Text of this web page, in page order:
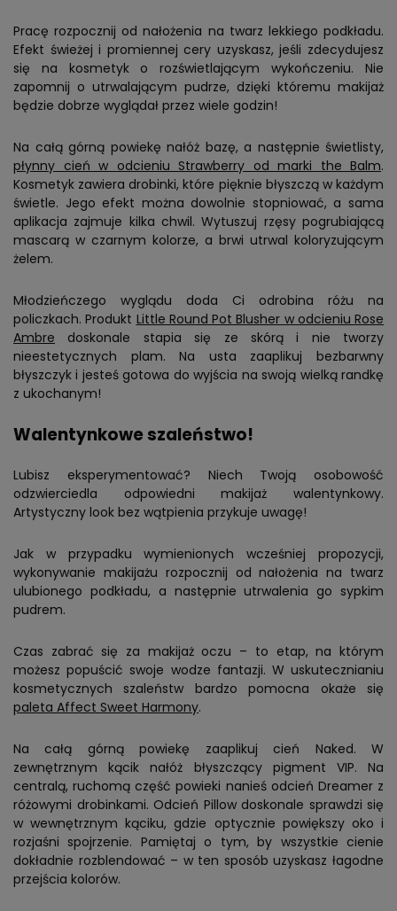
Pracę rozpocznij od nałożenia na twarz lekkiego podkładu.
Efekt świeżej i promiennej cery uzyskasz, jeśli zdecydujesz
się na kosmetyk o rozświetlającym wykończeniu. Nie
zapomnij o utrwalającym pudrze, dzięki któremu makijaż
będzie dobrze wyglądał przez wiele godzin!
Na całą górną powiekę nałóż bazę, a następnie świetlisty,
płynny cień w odcieniu Strawberry od marki the Balm.
Kosmetyk zawiera drobinki, które pięknie błyszczą w każdym
świetle. Jego efekt można dowolnie stopniować, a sama
aplikacja zajmuje kilka chwil. Wytuszuj rzęsy pogrubiającą
mascarą w czarnym kolorze, a brwi utrwal koloryzującym
żelem.
Młodzieńczego wyglądu doda Ci odrobina różu na
policzkach. Produkt Little Round Pot Blusher w odcieniu Rose
Ambre doskonale stapia się ze skórą i nie tworzy
nieestetycznych plam. Na usta zaaplikuj bezbarwny
błyszczyk i jesteś gotowa do wyjścia na swoją wielką randkę
z ukochanym!
Walentynkowe szaleństwo!
Lubisz eksperymentować? Niech Twoją osobowość
odzwierciedla odpowiedni makijaż walentynkowy.
Artystyczny look bez wątpienia przykuje uwagę!
Jak w przypadku wymienionych wcześniej propozycji,
wykonywanie makijażu rozpocznij od nałożenia na twarz
ulubionego podkładu, a następnie utrwalenia go sypkim
pudrem.
Czas zabrać się za makijaż oczu – to etap, na którym
możesz popuścić swoje wodze fantazji. W uskutecznianiu
kosmetycznych szaleństw bardzo pomocna okaże się
paleta Affect Sweet Harmony.
Na całą górną powiekę zaaplikuj cień Naked. W
zewnętrznym kącik nałóż błyszczący pigment VIP. Na
centralą, ruchomą część powieki nanieś odcień Dreamer z
różowymi drobinkami. Odcień Pillow doskonale sprawdzi się
w wewnętrznym kąciku, gdzie optycznie powiększy oko i
rozjaśni spojrzenie. Pamiętaj o tym, by wszystkie cienie
dokładnie rozblendować – w ten sposób uzyskasz łagodne
przejścia kolorów.